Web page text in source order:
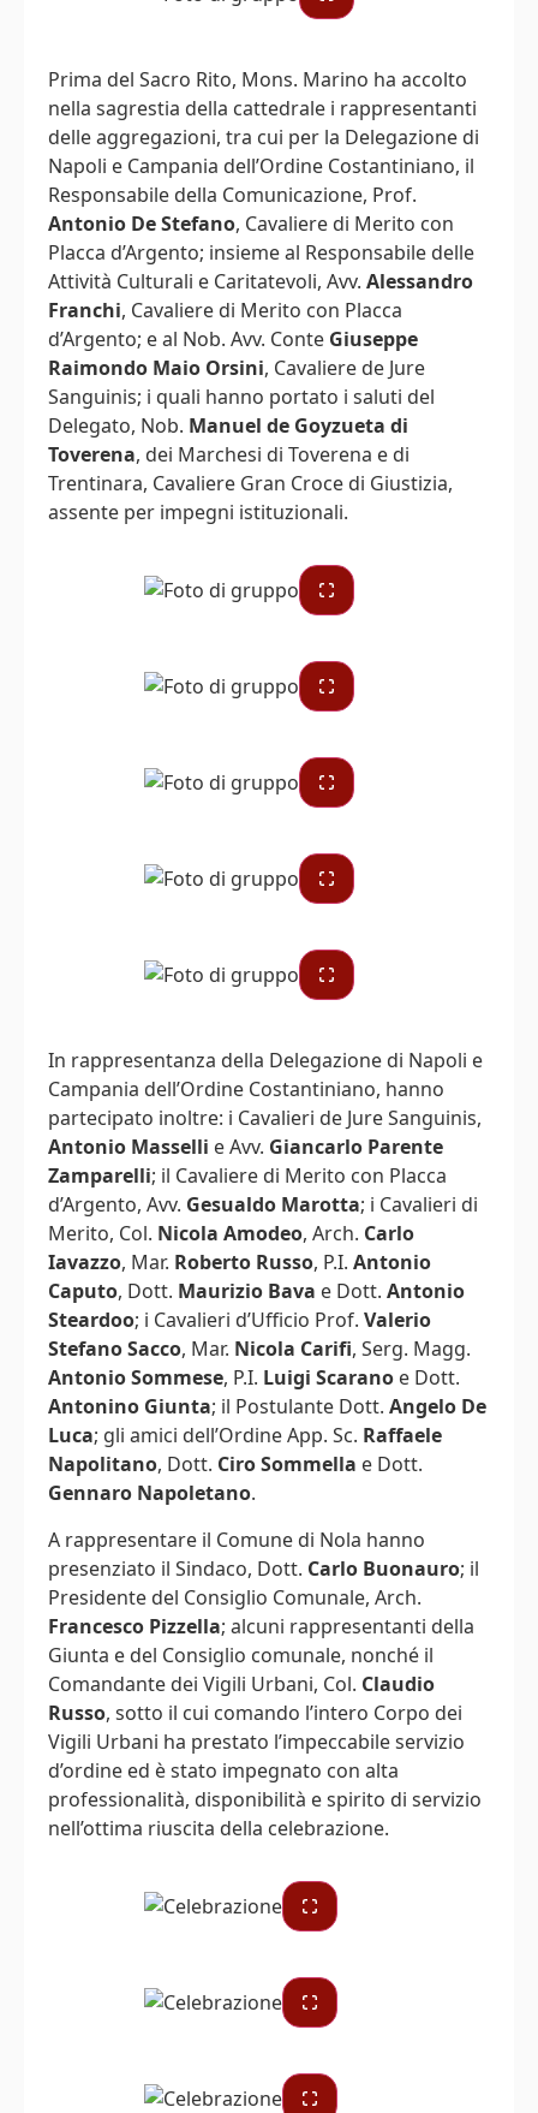
Prima del Sacro Rito, Mons. Marino ha accolto
nella sagrestia della cattedrale i rappresentanti
delle aggregazioni, tra cui per la Delegazione di
Napoli e Campania dell’Ordine Costantiniano, il
Responsabile della Comunicazione, Prof.
Antonio De Stefano, Cavaliere di Merito con
Placca d’Argento; insieme al Responsabile delle
Attività Culturali e Caritatevoli, Avv. Alessandro
Franchi, Cavaliere di Merito con Placca
d’Argento; e al Nob. Avv. Conte Giuseppe
Raimondo Maio Orsini, Cavaliere de Jure
Sanguinis; i quali hanno portato i saluti del
Delegato, Nob. Manuel de Goyzueta di
Toverena, dei Marchesi di Toverena e di
Trentinara, Cavaliere Gran Croce di Giustizia,
assente per impegni istituzionali.
In rappresentanza della Delegazione di Napoli e
Campania dell’Ordine Costantiniano, hanno
partecipato inoltre: i Cavalieri de Jure Sanguinis,
Antonio Masselli e Avv. Giancarlo Parente
Zamparelli; il Cavaliere di Merito con Placca
d’Argento, Avv. Gesualdo Marotta; i Cavalieri di
Merito, Col. Nicola Amodeo, Arch. Carlo
Iavazzo, Mar. Roberto Russo, P.I. Antonio
Caputo, Dott. Maurizio Bava e Dott. Antonio
Steardoo; i Cavalieri d’Ufficio Prof. Valerio
Stefano Sacco, Mar. Nicola Carifi, Serg. Magg.
Antonio Sommese, P.I. Luigi Scarano e Dott.
Antonino Giunta; il Postulante Dott. Angelo De
Luca; gli amici dell’Ordine App. Sc. Raffaele
Napolitano, Dott. Ciro Sommella e Dott.
Gennaro Napoletano.
A rappresentare il Comune di Nola hanno
presenziato il Sindaco, Dott. Carlo Buonauro; il
Presidente del Consiglio Comunale, Arch.
Francesco Pizzella; alcuni rappresentanti della
Giunta e del Consiglio comunale, nonché il
Comandante dei Vigili Urbani, Col. Claudio
Russo, sotto il cui comando l’intero Corpo dei
Vigili Urbani ha prestato l’impeccabile servizio
d’ordine ed è stato impegnato con alta
professionalità, disponibilità e spirito di servizio
nell’ottima riuscita della celebrazione.